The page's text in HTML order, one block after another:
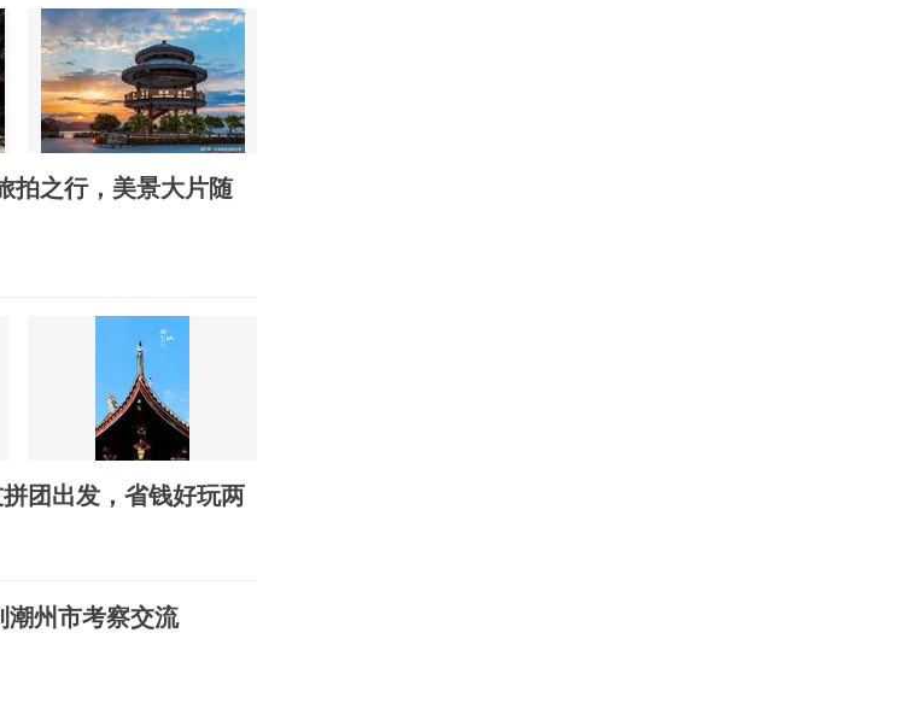
拍之行，美景大片随
团出发，省钱好玩两
潮州市考察交流